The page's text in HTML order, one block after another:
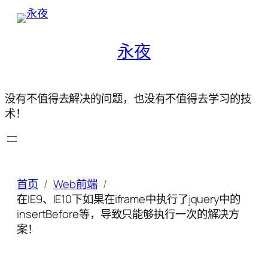
永夜
没有不值得去解决的问题，也没有不值得去学习的技
术！
首页
Web前端
在IE9、IE10下如果在iframe中执行了jquery中的
insertBefore等，导致只能够执行一次的解决方
案！